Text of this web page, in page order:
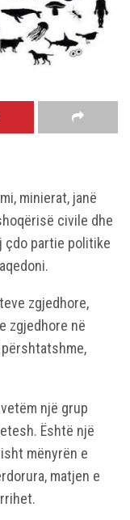
minierat, janë
civile dhe
çdo partie politike
zgjedhore,
zgjedhore në
një grup
Është një
mënyrën e
matjen e